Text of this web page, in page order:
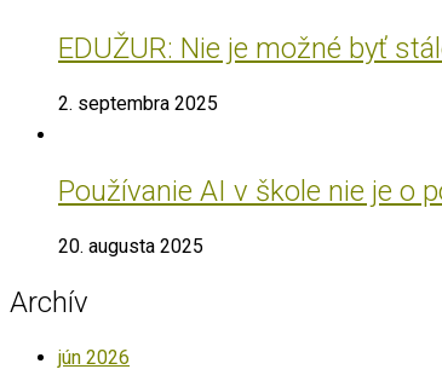
EDUŽUR: Nie je možné byť
2. septembra 2025
Používanie AI v škole nie je o
20. augusta 2025
Archív
jún 2026